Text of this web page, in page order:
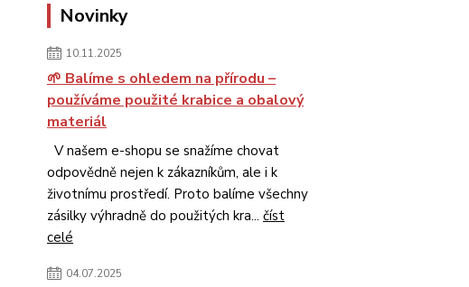
Novinky
10.11.2025
🌱 Balíme s ohledem na přírodu –
používáme použité krabice a obalový
materiál
V našem e-shopu se snažíme chovat
odpovědně nejen k zákazníkům, ale i k
životnímu prostředí. Proto balíme všechny
zásilky výhradně do použitých kra... číst
celé
04.07.2025